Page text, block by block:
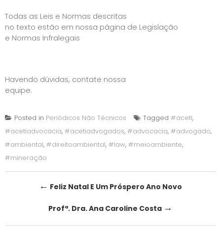
Todas as Leis e Normas descritas
no texto estão em nossa página de Legislação
e Normas Infralegais
Havendo dúvidas, contate nossa
equipe.
Posted in Periódicos Não Técnicos Tagged #aceti,
#acetiadvocacia, #acetiadvogados, #advocacia, #advogado,
#ambiental, #direitoambiental, #law, #meioambiente,
#mineração
navigation
← Feliz Natal E Um Próspero Ano Novo
Profª. Dra. Ana Caroline Costa →